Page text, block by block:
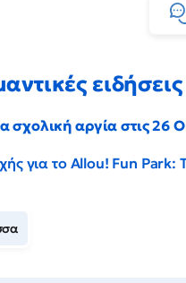
σχολική αργία στις 26
για το Allou! Fun